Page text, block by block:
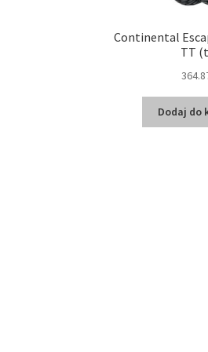
Continental
TT
Dodaj do